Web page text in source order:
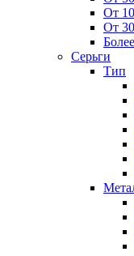
От
От
Серьги
Тип